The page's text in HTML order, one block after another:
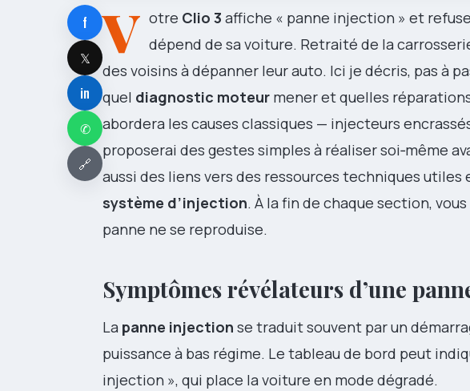
f
𝕏
in
✆
🔗
V otre Clio 3 affiche « panne injection » et
dépend de sa voiture. Retraité de la
des voisins à dépanner leur auto. Ici je décris, pas à
quel diagnostic moteur mener et quelles
abordera les causes classiques — injecteurs
proposerai des gestes simples à réaliser soi‑même
aussi des liens vers des ressources techniques utiles
système d’injection. À la fin de chaque section,
panne ne se reproduise.
Symptômes révélateurs d’une
La panne injection se traduit souvent par un
puissance à bas régime. Le tableau de bord peut
injection », qui place la voiture en mode dégradé.